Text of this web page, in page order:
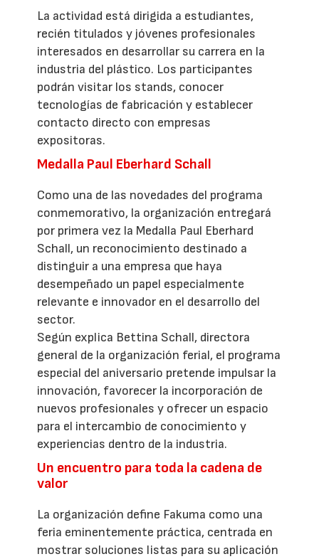
La actividad está dirigida a estudiantes,
recién titulados y jóvenes profesionales
interesados en desarrollar su carrera en la
industria del plástico. Los participantes
podrán visitar los stands, conocer
tecnologías de fabricación y establecer
contacto directo con empresas
expositoras.
Medalla Paul Eberhard Schall
Como una de las novedades del programa
conmemorativo, la organización entregará
por primera vez la Medalla Paul Eberhard
Schall, un reconocimiento destinado a
distinguir a una empresa que haya
desempeñado un papel especialmente
relevante e innovador en el desarrollo del
sector.
Según explica Bettina Schall, directora
general de la organización ferial, el programa
especial del aniversario pretende impulsar la
innovación, favorecer la incorporación de
nuevos profesionales y ofrecer un espacio
para el intercambio de conocimiento y
experiencias dentro de la industria.
Un encuentro para toda la cadena de
valor
La organización define Fakuma como una
feria eminentemente práctica, centrada en
mostrar soluciones listas para su aplicación